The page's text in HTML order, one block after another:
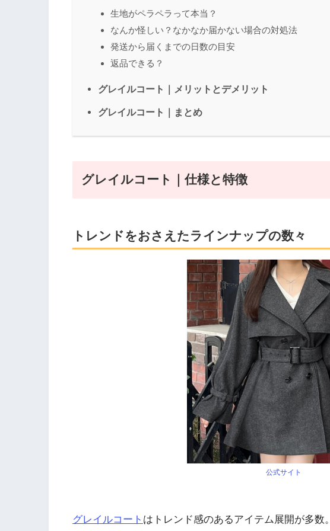
生地がペラペラって本当？
なんか怪しい？なかなか届かない場合の対処法
発送から届くまでの日数の目安
返品できる？
グレイルコート｜メリットとデメリット
グレイルコート｜まとめ
グレイルコート｜仕様と特徴
トレンドをおさえたラインナップの数々
公式サイト
グレイルコート はトレンド感のあるアイテム展開が多数。